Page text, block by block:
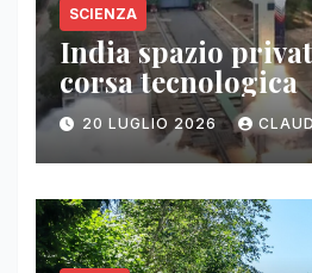
SCIENZA
India spazio
corsa tecnologica
20 LUGLIO 2026